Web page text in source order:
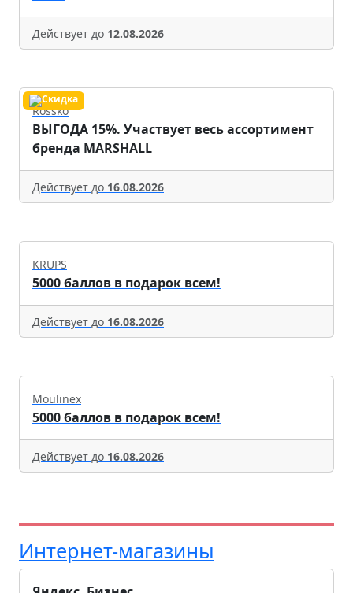
Действует до 12.08.2026
Rossko
ВЫГОДА 15%. Участвует весь ассортимент
бренда MARSHALL
Действует до 16.08.2026
KRUPS
5000 баллов в подарок всем!
Действует до 16.08.2026
Moulinex
5000 баллов в подарок всем!
Действует до 16.08.2026
Интернет-магазины